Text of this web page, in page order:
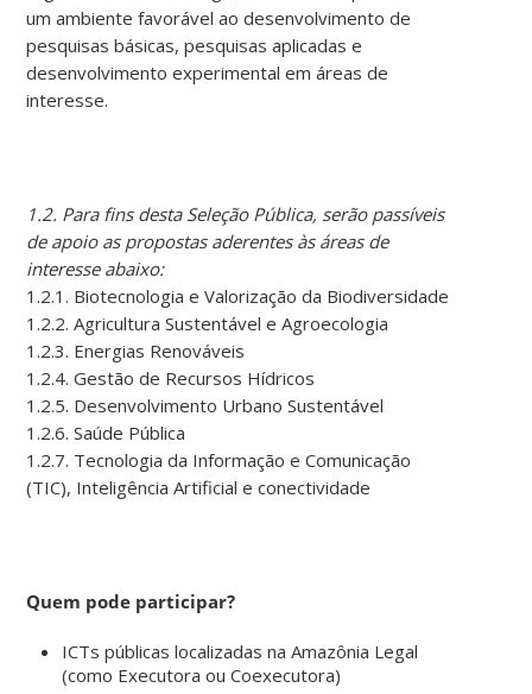
um ambiente favorável ao desenvolvimento de
pesquisas básicas, pesquisas aplicadas e
desenvolvimento experimental em áreas de
interesse.
1.2. Para fins desta Seleção Pública, serão passíveis
de apoio as propostas aderentes às áreas de
interesse abaixo:
1.2.1. Biotecnologia e Valorização da Biodiversidade
1.2.2. Agricultura Sustentável e Agroecologia
1.2.3. Energias Renováveis
1.2.4. Gestão de Recursos Hídricos
1.2.5. Desenvolvimento Urbano Sustentável
1.2.6. Saúde Pública
1.2.7. Tecnologia da Informação e Comunicação
(TIC), Inteligência Artificial e conectividade
Quem pode participar?
ICTs públicas localizadas na Amazônia Legal
(como Executora ou Coexecutora)